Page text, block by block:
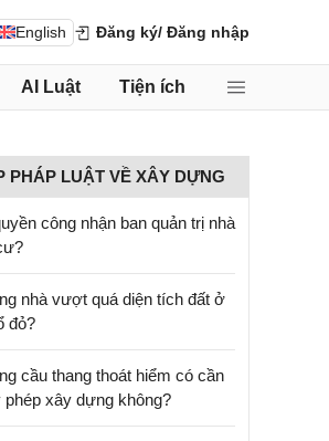
English Đăng ký/ Đăng nhập
AI Luật Tiện ích
PHÁP LUẬT VỀ XÂY DỰNG
công nhận ban quản trị nhà
nhà vượt quá diện tích đất ở
đỏ?
cầu thang thoát hiểm có cần
phép xây dựng không?